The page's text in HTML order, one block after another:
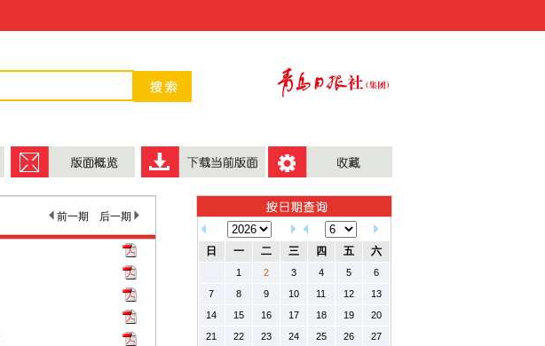
前一期 后一期
日 一 二 三 四 五 六
1 2 3 4 5
6
7
8 9 10 11 12
13
14
15 16 17 18 19
20
21
22 23 24 25 26
27